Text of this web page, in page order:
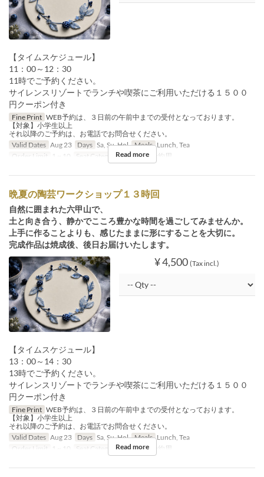
【タイムスケジュール】
11：00～12：30
11時でご予約ください。
サイレンスリゾートでランチや喫茶にご利用いただける１５００
円クーポン付き
Fine Print WEB予約は、３日前の午前中までの受付となっております。
【対象】小学生以上
それ以降のご予約は、お電話でお問合せください。
Valid Dates Aug 23 Days Sa, Su, Hol Meals Lunch, Tea
Order Limit
1 ~ 10 Seat Category イベント予約用
Read more
晩夏の陶芸ワークショップ１３時回
自然に囲まれた六甲山で、
土と向き合う、静かでこころ豊かな時間を過ごしてみませんか。
上手に作ることよりも、感じたままに形にすることを大切に。
完成作品は焼成後、後日お届けいたします。
¥ 4,500 (Tax incl.)
【タイムスケジュール】
13：00～14：30
13時でご予約ください。
サイレンスリゾートでランチや喫茶にご利用いただける１５００
円クーポン付き
Fine Print WEB予約は、３日前の午前中までの受付となっております。
【対象】小学生以上
それ以降のご予約は、お電話でお問合せください。
Valid Dates Aug 23 Days Sa, Su, Hol Meals Lunch, Tea
Order Limit
1 ~ 10 Seat Category イベント予約用
Read more